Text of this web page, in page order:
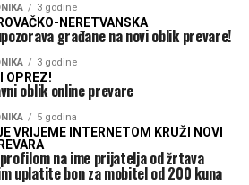
3 godine
NERETVANSKA
građane na novi oblik prevare!
3 godine
OPREZ!
oblik online prevare
5 godina
VRIJEME INTERNETOM KRUŽI NOVI
na ime prijatelja od žrtava
uplatite bon za mobitel od 200 kuna